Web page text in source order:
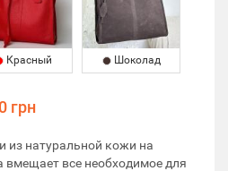
Красный Шоколад
грн
из натуральной кожи на
все необходимое для